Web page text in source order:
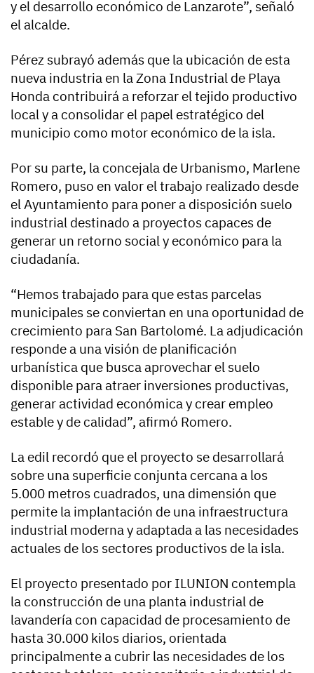
y el desarrollo económico de Lanzarote”, señaló
el alcalde.
Pérez subrayó además que la ubicación de esta
nueva industria en la Zona Industrial de Playa
Honda contribuirá a reforzar el tejido productivo
local y a consolidar el papel estratégico del
municipio como motor económico de la isla.
Por su parte, la concejala de Urbanismo, Marlene
Romero, puso en valor el trabajo realizado desde
el Ayuntamiento para poner a disposición suelo
industrial destinado a proyectos capaces de
generar un retorno social y económico para la
ciudadanía.
“Hemos trabajado para que estas parcelas
municipales se conviertan en una oportunidad de
crecimiento para San Bartolomé. La adjudicación
responde a una visión de planificación
urbanística que busca aprovechar el suelo
disponible para atraer inversiones productivas,
generar actividad económica y crear empleo
estable y de calidad”, afirmó Romero.
La edil recordó que el proyecto se desarrollará
sobre una superficie conjunta cercana a los
5.000 metros cuadrados, una dimensión que
permite la implantación de una infraestructura
industrial moderna y adaptada a las necesidades
actuales de los sectores productivos de la isla.
El proyecto presentado por ILUNION contempla
la construcción de una planta industrial de
lavandería con capacidad de procesamiento de
hasta 30.000 kilos diarios, orientada
principalmente a cubrir las necesidades de los